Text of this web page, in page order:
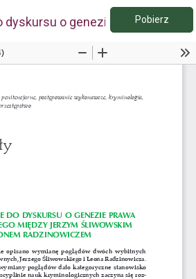
artykułu
dyskursu o genezie prawaPobierz